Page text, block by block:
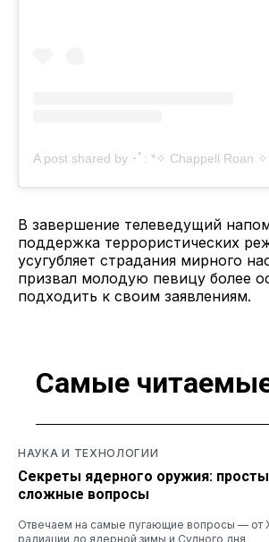
В завершение телеведущий
поддержка террористических
усугубляет страдания мирного
призвал молодую певицу более
подходить к своим заявлениям.
Самые
НАУКА И ТЕХНОЛОГИИ
Секреты ядерного оружия:
сложные вопросы
Отвечаем на самые пугающие вопросы — от
радиации до ядерной зимы и Судного дня